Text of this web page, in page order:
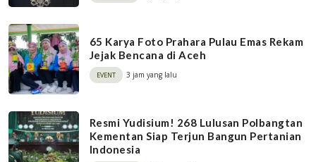
65 Karya Foto Prahara Pulau Emas Rekam
Jejak Bencana di Aceh
EVENT 3 jam yang lalu
Resmi Yudisium! 268 Lulusan Polbangtan
Kementan Siap Terjun Bangun Pertanian
Indonesia